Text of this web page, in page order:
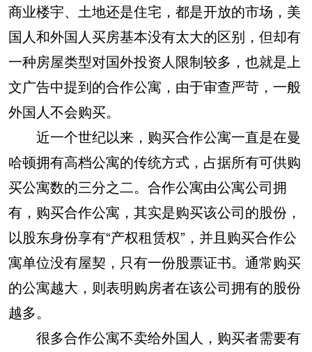
商业楼宇、土地还是住宅，都是开放的市场，美
国人和外国人买房基本没有太大的区别，但却有
一种房屋类型对国外投资人限制较多，也就是上
文广告中提到的合作公寓，由于审查严苛，一般
外国人不会购买。
近一个世纪以来，购买合作公寓一直是在曼
哈顿拥有高档公寓的传统方式，占据所有可供购
买公寓数的三分之二。合作公寓由公寓公司拥
有，购买合作公寓，其实是购买该公司的股份，
以股东身份享有“产权租赁权”，并且购买合作公
寓单位没有屋契，只有一份股票证书。通常购买
的公寓越大，则表明购房者在该公司拥有的股份
越多。
很多合作公寓不卖给外国人，购买者需要有